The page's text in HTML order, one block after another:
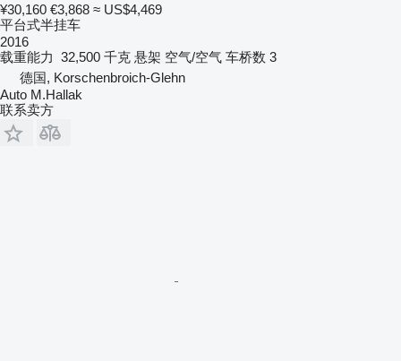
¥30,160 €3,868 ≈ US$4,469
平台式半挂车
2016
载重能力 32,500 千克 悬架 空气/空气 车桥数 3
德国, Korschenbroich-Glehn
Auto M.Hallak
联系卖方